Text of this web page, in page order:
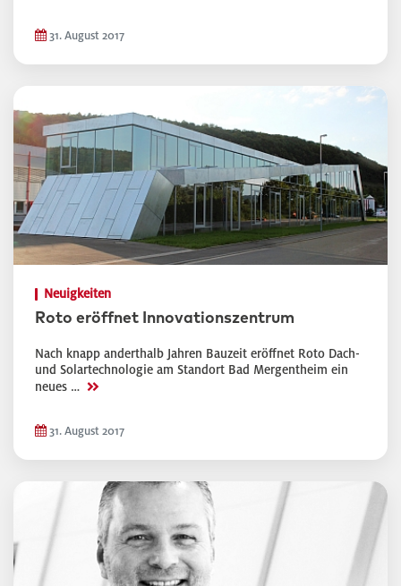
31. August 2017
Neuigkeiten
Roto eröffnet Innovationszentrum
Nach knapp anderthalb Jahren Bauzeit eröffnet Roto Dach-
und Solartechnologie am Standort Bad Mergentheim ein
neues … >>
31. August 2017